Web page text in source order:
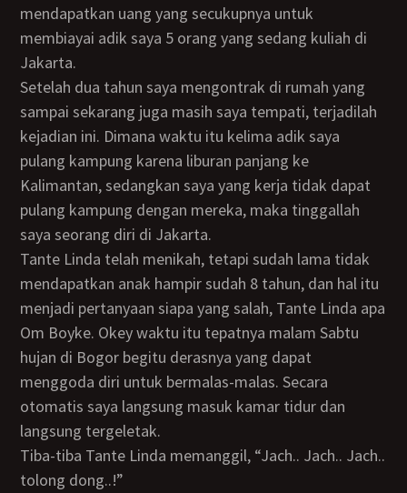
mendapatkan uang yang secukupnya untuk
membiayai adik saya 5 orang yang sedang kuliah di
Jakarta.
Setelah dua tahun saya mengontrak di rumah yang
sampai sekarang juga masih saya tempati, terjadilah
kejadian ini. Dimana waktu itu kelima adik saya
pulang kampung karena liburan panjang ke
Kalimantan, sedangkan saya yang kerja tidak dapat
pulang kampung dengan mereka, maka tinggallah
saya seorang diri di Jakarta.
Tante Linda telah menikah, tetapi sudah lama tidak
mendapatkan anak hampir sudah 8 tahun, dan hal itu
menjadi pertanyaan siapa yang salah, Tante Linda apa
Om Boyke. Okey waktu itu tepatnya malam Sabtu
hujan di Bogor begitu derasnya yang dapat
menggoda diri untuk bermalas-malas. Secara
otomatis saya langsung masuk kamar tidur dan
langsung tergeletak.
Tiba-tiba Tante Linda memanggil, “Jach.. Jach.. Jach..
tolong dong..!”